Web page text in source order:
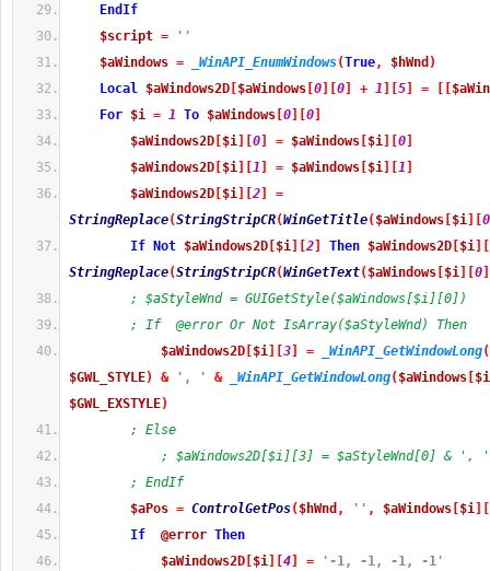
EndIf
$script =
''
$aWindows = _WinAPI_EnumWindows(True, $hWnd )
Local $aWindows2D $aWindows 0 0 + 1 5 =
For $i = 1 To $aWindows 0 0
$aWindows2D $i 0 = $aWindows $i 0
$aWindows2D $i 1 = $aWindows $i 1
$aWindows2D $i 2
=
StringReplace(StringStripCR(WinGetTitle( $aWindows $i
0
If
Not $aWindows2D $i 2 Then $aWindows2D $i
StringReplace(StringStripCR(WinGetText( $aWindows $i 0
; $aStyleWnd = GUIGetStyle($aWindows[$i][0])
; If  @error Or Not IsArray($aStyleWnd) Then
$aWindows2D $i 3 = _WinAPI_GetWindowLong(
$GWL_STYLE) & ', ' & _WinAPI_GetWindowLong( $aWindows $i
$GWL_EXSTYLE)
; Else
; $aWindows2D[$i][3] = $aStyleWnd[0] & ', '
; EndIf
$aPos = ControlGetPos( $hWnd , '' , $aWindows $i
If
@error Then
$aWindows2D $i 4 =
'-1, -1, -1, -1'